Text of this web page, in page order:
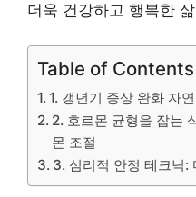
더욱 건강하고 행복한
Table of Contents
1. 갱년기 증상 완화 자
2. 호르몬 균형을 잡는
몬 조절
3. 심리적 안정 테크닉: